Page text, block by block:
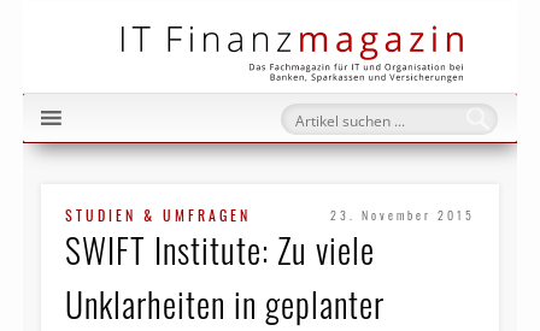
STUDIEN & UMFRAGEN 23. November 2015
SWIFT Institute: Zu viele
Unklarheiten in geplanter